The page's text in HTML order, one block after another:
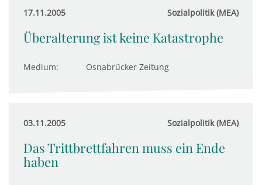
17.11.2005 Sozialpolitik (MEA)
Überalterung ist keine Katastrophe
Medium: Osnabrücker Zeitung
03.11.2005 Sozialpolitik (MEA)
Das Trittbrettfahren muss ein Ende
haben